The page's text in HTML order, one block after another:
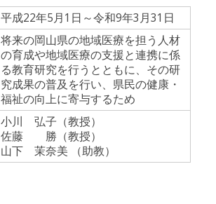
平成22年5月1日～令和9年3月31日
将来の岡山県の地域医療を担う人材
の育成や地域医療の支援と連携に係
る教育研究を行うとともに、その研
究成果の普及を行い、県民の健康・
福祉の向上に寄与するため
小川 弘子（教授）
佐藤 勝（教授）
山下 茉奈美 （助教）